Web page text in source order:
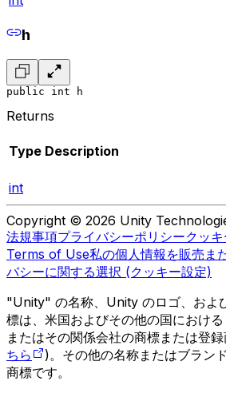
h
public int h
Returns
Type Description
int
Copyright © 2026 Unity
法規事項プライバシーポリシークッ
Terms of Use私の個人情報を販売ま
バシーに関する選択 (クッキー設定)
"Unity" の名称、Unity のロゴ、およ
標は、米国およびその他の国におけ
またはその関係会社の商標または登
ちら
)。その他の名称またはブラン
商標です。